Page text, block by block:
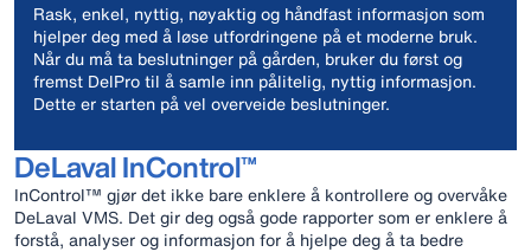
Rask, enkel, nyttig, nøyaktig og håndfast informasjon som
hjelper deg med å løse utfordringene på et moderne bruk.
Når du må ta beslutninger på gården, bruker du først og
fremst DelPro til å samle inn pålitelig, nyttig informasjon.
Dette er starten på vel overveide beslutninger.
DeLaval InControl™
InControl™ gjør det ikke bare enklere å kontrollere og overvåke
DeLaval VMS. Det gir deg også gode rapporter som er enklere å
forstå, analyser og informasjon for å hjelpe deg å ta bedre